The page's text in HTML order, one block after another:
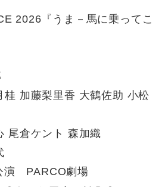
2026『うま－馬に乗ってこ
桂 加藤梨里香 大鶴佐助 小松
尾倉ケント 森加織
演 PARCO劇場